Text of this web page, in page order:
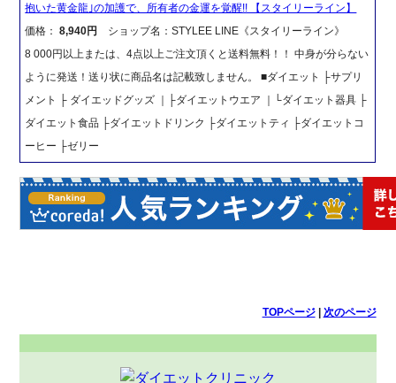
抱いた黄金龍｣の加護で、所有者の金運を覚醒!! 【スタイリーライン】
価格：8,940円
ショップ名：STYLEE LINE《スタイリーライン》
8 000円以上または、4点以上ご注文頂くと送料無料！！ 中身が分らない
ように発送！送り状に商品名は記載致しません。 ■ダイエット ├サプリ
メント ├ ダイエッドグッズ ｜├ダイエットウエア ｜└ダイエット器具 ├
ダイエット食品 ├ダイエットドリンク ├ダイエットティ ├ダイエットコ
ーヒー ├ゼリー
TOPページ| 次のページ